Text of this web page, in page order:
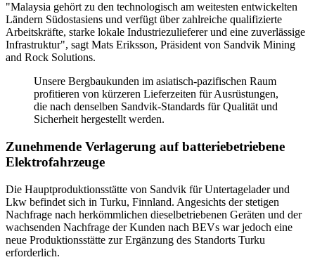
"Malaysia gehört zu den technologisch am weitesten entwickelten
Ländern Südostasiens und verfügt über zahlreiche qualifizierte
Arbeitskräfte, starke lokale Industriezulieferer und eine zuverlässige
Infrastruktur", sagt Mats Eriksson, Präsident von Sandvik Mining
and Rock Solutions.
Unsere Bergbaukunden im asiatisch-pazifischen Raum
profitieren von kürzeren Lieferzeiten für Ausrüstungen,
die nach denselben Sandvik-Standards für Qualität und
Sicherheit hergestellt werden.
Zunehmende Verlagerung auf batteriebetriebene
Elektrofahrzeuge
Die Hauptproduktionsstätte von Sandvik für Untertagelader und
Lkw befindet sich in Turku, Finnland. Angesichts der stetigen
Nachfrage nach herkömmlichen dieselbetriebenen Geräten und der
wachsenden Nachfrage der Kunden nach BEVs war jedoch eine
neue Produktionsstätte zur Ergänzung des Standorts Turku
erforderlich.